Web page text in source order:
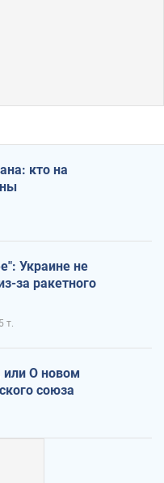
кто на
Украине не
за ракетного
т.
или О новом
союза